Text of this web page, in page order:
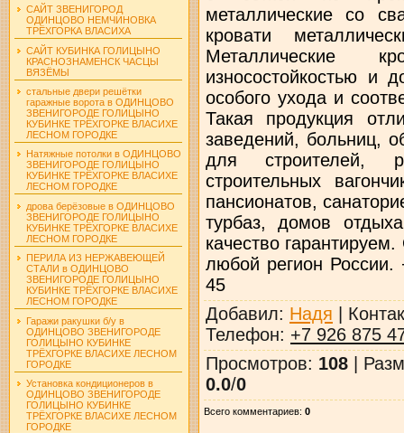
САЙТ ЗВЕНИГОРОД
ОДИНЦОВО НЕМЧИНОВКА
ТРЁХГОРКА ВЛАСИХА
САЙТ КУБИНКА ГОЛИЦЫНО
КРАСНОЗНАМЕНСК ЧАСЦЫ
ВЯЗЁМЫ
стальные двери решётки
гаражные ворота в ОДИНЦОВО
ЗВЕНИГОРОДЕ ГОЛИЦЫНО
КУБИНКЕ ТРЁХГОРКЕ ВЛАСИХЕ
ЛЕСНОМ ГОРОДКЕ
Натяжные потолки в ОДИНЦОВО
ЗВЕНИГОРОДЕ ГОЛИЦЫНО
КУБИНКЕ ТРЁХГОРКЕ ВЛАСИХЕ
ЛЕСНОМ ГОРОДКЕ
дрова берёзовые в ОДИНЦОВО
ЗВЕНИГОРОДЕ ГОЛИЦЫНО
КУБИНКЕ ТРЁХГОРКЕ ВЛАСИХЕ
ЛЕСНОМ ГОРОДКЕ
ПЕРИЛА ИЗ НЕРЖАВЕЮЩЕЙ
СТАЛИ в ОДИНЦОВО
ЗВЕНИГОРОДЕ ГОЛИЦЫНО
КУБИНКЕ ТРЁХГОРКЕ ВЛАСИХЕ
ЛЕСНОМ ГОРОДКЕ
Гаражи ракушки б/у в
ОДИНЦОВО ЗВЕНИГОРОДЕ
ГОЛИЦЫНО КУБИНКЕ
ТРЁХГОРКЕ ВЛАСИХЕ ЛЕСНОМ
ГОРОДКЕ
Установка кондиционеров в
ОДИНЦОВО ЗВЕНИГОРОДЕ
ГОЛИЦЫНО КУБИНКЕ
ТРЁХГОРКЕ ВЛАСИХЕ ЛЕСНОМ
ГОРОДКЕ
металлические со
кровати
Металлические
износостойкостью и
особого ухода и
Такая продукция
заведений, больниц,
для строителей,
строительных
пансионатов,
турбаз, домов
качество
любой регион
45
Добавил: Надя |
Телефон: +7 926 875
Просмотров: 108|
0.0/0
Всего комментариев: 0